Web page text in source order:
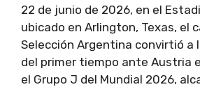
22 de junio de 2026, en el
ubicado en Arlington, Texas, el
Selección Argentina convirtió a
del primer tiempo ante Austria
el Grupo J del Mundial 2026,